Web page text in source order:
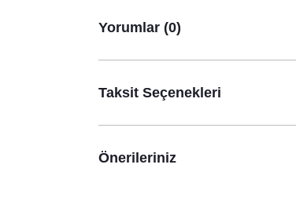
Yorumlar (0)
Taksit Seçenekleri
Önerileriniz